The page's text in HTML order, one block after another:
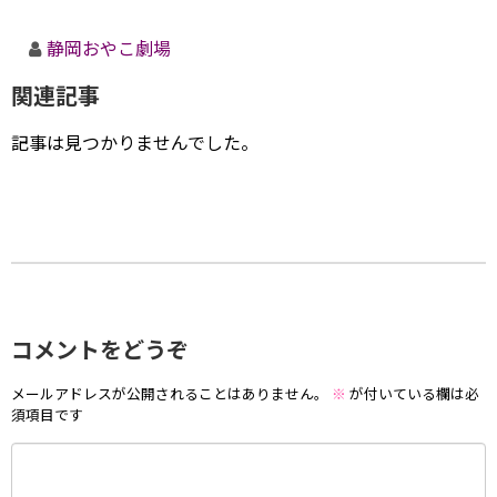
静岡おやこ劇場
関連記事
記事は見つかりませんでした。
コメントをどうぞ
メールアドレスが公開されることはありません。 ※ が付いている欄は必
須項目です